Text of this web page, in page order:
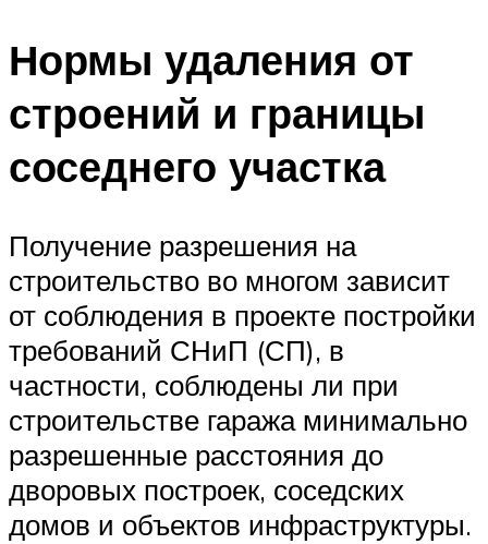
Нормы удаления от
строений и границы
соседнего участка
Получение разрешения на
строительство во многом зависит
от соблюдения в проекте постройки
требований СНиП (СП), в
частности, соблюдены ли при
строительстве гаража минимально
разрешенные расстояния до
дворовых построек, соседских
домов и объектов инфраструктуры.